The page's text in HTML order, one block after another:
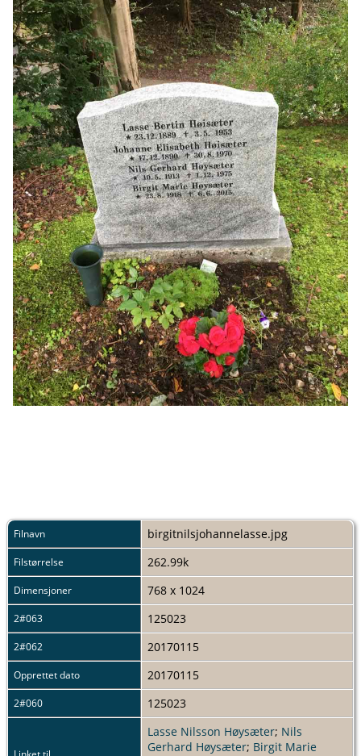
Filnavn birgitnilsjohannelasse.jpg
Filstørrelse 262.99k
Dimensjoner 768 x 1024
2#063 125023
2#062 20170115
Opprettet dato 20170115
2#060 125023
Lasse Nilsson Høysæter; Nils
Gerhard Høysæter; Birgit Marie